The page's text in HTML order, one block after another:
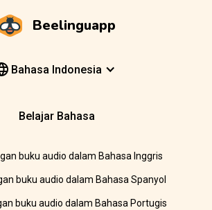
Beelinguapp
Bahasa Indonesia
Belajar Bahasa
buku audio dalam Bahasa Inggris
buku audio dalam Bahasa Spanyol
buku audio dalam Bahasa Portugis